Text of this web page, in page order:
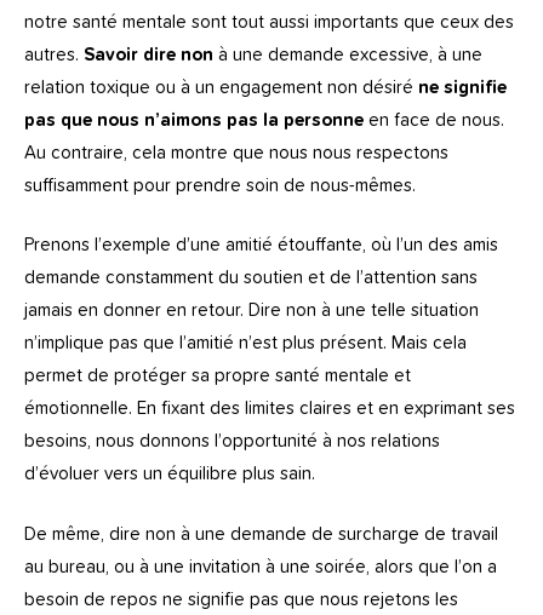
notre santé mentale sont tout aussi importants que ceux des
autres. Savoir dire non à une demande excessive, à une
relation toxique ou à un engagement non désiré ne signifie
pas que nous n’aimons pas la personne en face de nous.
Au contraire, cela montre que nous nous respectons
suffisamment pour prendre soin de nous-mêmes.
Prenons l’exemple d’une amitié étouffante, où l’un des amis
demande constamment du soutien et de l’attention sans
jamais en donner en retour. Dire non à une telle situation
n’implique pas que l’amitié n’est plus présent. Mais cela
permet de protéger sa propre santé mentale et
émotionnelle. En fixant des limites claires et en exprimant ses
besoins, nous donnons l’opportunité à nos relations
d’évoluer vers un équilibre plus sain.
De même, dire non à une demande de surcharge de travail
au bureau, ou à une invitation à une soirée, alors que l’on a
besoin de repos ne signifie pas que nous rejetons les